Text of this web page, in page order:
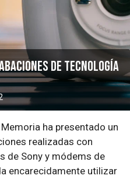
de tecnología
ha presentado un
realizadas con
de Sony y módems de
encarecidamente utilizar